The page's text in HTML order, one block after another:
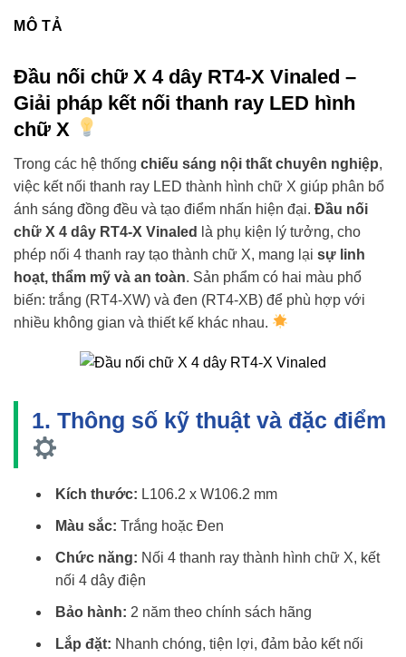
MÔ TẢ
Đầu nối chữ X 4 dây RT4-X Vinaled –
Giải pháp kết nối thanh ray LED hình
chữ X
Trong các hệ thống chiếu sáng nội thất chuyên nghiệp,
việc kết nối thanh ray LED thành hình chữ X giúp phân bổ
ánh sáng đồng đều và tạo điểm nhấn hiện đại. Đầu nối
chữ X 4 dây RT4-X Vinaled
là phụ kiện lý tưởng, cho
phép nối 4 thanh ray tạo thành chữ X, mang lại sự linh
hoạt, thẩm mỹ và an toàn. Sản phẩm có hai màu phổ
biến: trắng (RT4-XW) và đen (RT4-XB) để phù hợp với
nhiều không gian và thiết kế khác nhau.
1. Thông số kỹ thuật và đặc điểm
Kích thước: L106.2 x W106.2 mm
Màu sắc: Trắng hoặc Đen
Chức năng: Nối 4 thanh ray thành hình chữ X, kết
nối 4 dây điện
Bảo hành: 2 năm theo chính sách hãng
Lắp đặt: Nhanh chóng, tiện lợi, đảm bảo kết nối